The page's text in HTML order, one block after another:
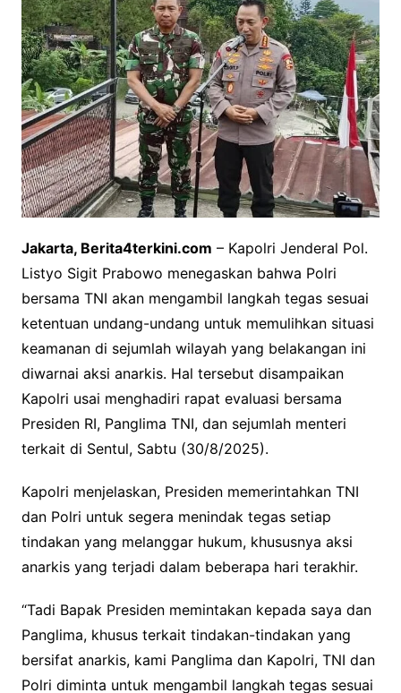
Jakarta, Berita4terkini.com – Kapolri Jenderal Pol.
Listyo Sigit Prabowo menegaskan bahwa Polri
bersama TNI akan mengambil langkah tegas sesuai
ketentuan undang-undang untuk memulihkan situasi
keamanan di sejumlah wilayah yang belakangan ini
diwarnai aksi anarkis. Hal tersebut disampaikan
Kapolri usai menghadiri rapat evaluasi bersama
Presiden RI, Panglima TNI, dan sejumlah menteri
terkait di Sentul, Sabtu (30/8/2025).
Kapolri menjelaskan, Presiden memerintahkan TNI
dan Polri untuk segera menindak tegas setiap
tindakan yang melanggar hukum, khususnya aksi
anarkis yang terjadi dalam beberapa hari terakhir.
“Tadi Bapak Presiden memintakan kepada saya dan
Panglima, khusus terkait tindakan-tindakan yang
bersifat anarkis, kami Panglima dan Kapolri, TNI dan
Polri diminta untuk mengambil langkah tegas sesuai